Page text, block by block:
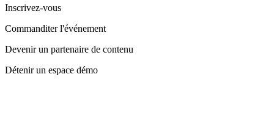
Inscrivez-vous
Commanditer l'événement
Devenir un partenaire de contenu
Détenir un espace démo